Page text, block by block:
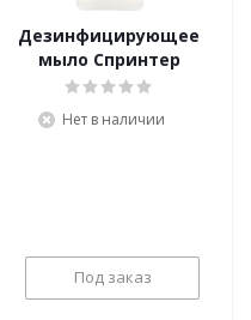
Дезинфицирующее
мыло Спринтер
Нет в наличии
Под заказ